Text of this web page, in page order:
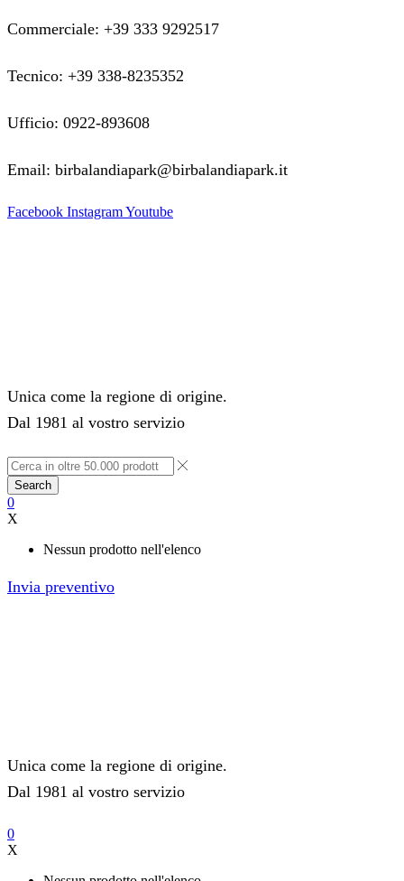
Commerciale: +39 333 9292517
Tecnico: +39 338-8235352
Ufficio: 0922-893608
Email: birbalandiapark@birbalandiapark.it
Facebook InstagramYoutube
Unica come la regione di origine.
Dal 1981 al vostro servizio
Search
0
X
Nessun prodotto nell'elenco
Invia preventivo
Unica come la regione di origine.
Dal 1981 al vostro servizio
0
X